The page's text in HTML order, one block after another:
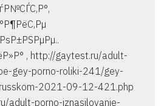
, http://gaytest.ru/adult-
gey-porno-roliki-241/gey-
2021-09-12-421.php
adult-porno-iznasilovanie-